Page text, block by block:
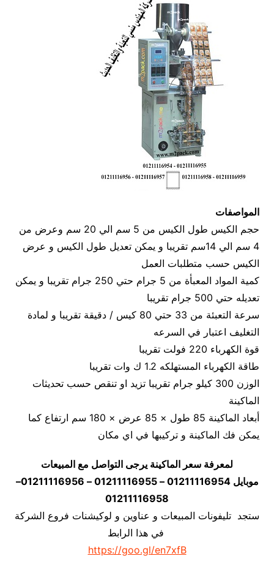
المواصفات
حجم الكيس طول الكيس من 5 سم الي 20 سم وعرض من
4 سم الي 14سم تقريبا و يمكن تعديل طول الكيس و عرض
الكيس حسب متطلبات العمل
كمية المواد المعبأة من 5 جرام حتي 250 جرام تقريبا و يمكن
تعديله حتي 500 جرام تقريبا
سرعة التعبئة من 33 حتي 80 كيس / دقيقة تقريبا و لمادة
التغليف اعتبار في السرعه
قوة الكهرباء 220 فولت تقريبا
طاقة الكهرباء المستهلكه 1.2 ك وات تقريبا
الوزن 300 كيلو جرام تقريبا تزيد او تنقص حسب تحديثات
الماكينة
أبعاد الماكينة 85 طول × 85 عرض × 180 سم ارتفاع كما
يمكن فك الماكينة و تركيبها في اي مكان
لمعرفة سعر الماكينة يرجى التواصل مع المبيعات
موبايل 01211116954 – 01211116955 – 01211116956–
01211116958
ستجد تليفونات المبيعات و عناوين و لوكيشنات فروع الشركة
في هذا الرابط
https://goo.gl/en7xfB